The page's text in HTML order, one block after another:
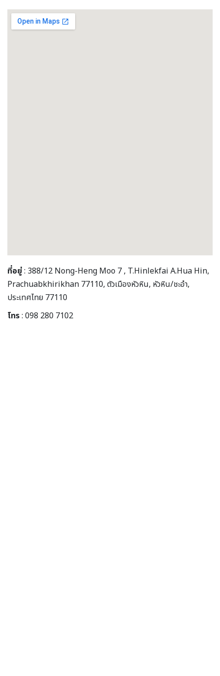
ที่อยู่: 388/12 Nong-Heng Moo 7 , T.Hinlekfai A.Hua Hin,
Prachuabkhirikhan 77110, ตัวเมืองหัวหิน, หัวหิน/ชะอำ,
ประเทศไทย 77110
โทร: 098 280 7102